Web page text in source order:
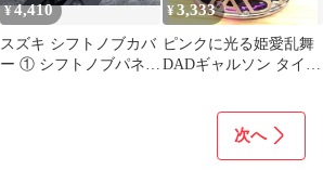
¥4,410
スズキ シフトノブカバ
ー ① シフトノブパネ
¥3,333
ピンクに光る姫愛乱舞
DADギャルソン タイプ
次へ